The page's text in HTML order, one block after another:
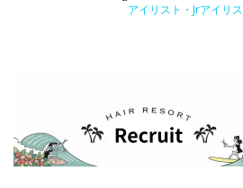
アイリスト・Jrアイリ